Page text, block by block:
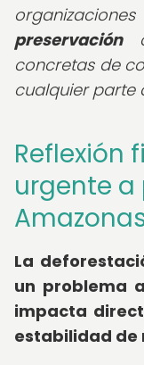
preservación
concretas de
cualquier parte
Reflexión
urgente a
La
un problema
impacta
estabilidad de